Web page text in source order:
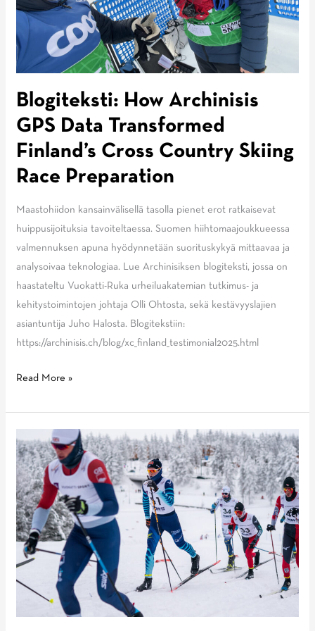
Blogiteksti: How Archinisis
GPS Data Transformed
Finland’s Cross Country Skiing
Race Preparation
Maastohiidon kansainvälisellä tasolla pienet erot ratkaisevat
huippusijoituksia tavoiteltaessa. Suomen hiihtomaajoukkueessa
valmennuksen apuna hyödynnetään suorituskykyä mittaavaa ja
analysoivaa teknologiaa. Lue Archinisiksen blogiteksti, jossa on
haastateltu Vuokatti-Ruka urheiluakatemian tutkimus- ja
kehitystoimintojen johtaja Olli Ohtosta, sekä kestävyyslajien
asiantuntija Juho Halosta. Blogitekstiin:
https://archinisis.ch/blog/xc_finland_testimonial2025.html
Blogiteksti:
Archinisis
Data
Transformed
Finland’s
Cross
Country
Skiing
Race
Preparation
Read More »